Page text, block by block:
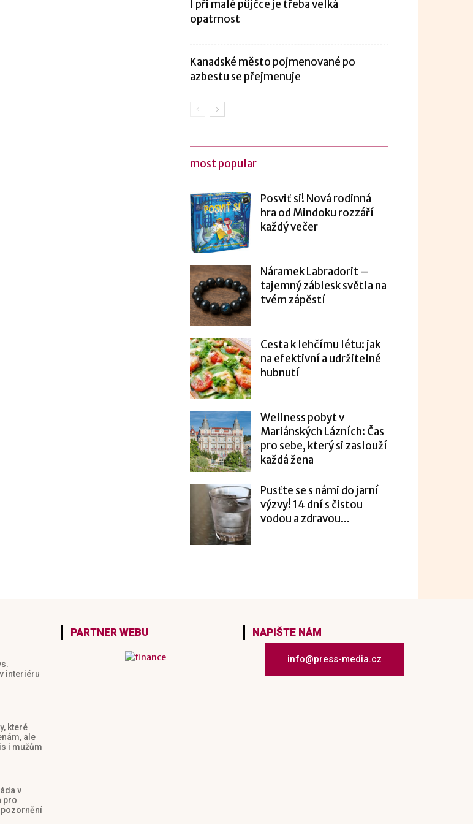
I při malé půjčce je třeba velká
opatrnost
Kanadské město pojmenované po
azbestu se přejmenuje
most popular
Posviť si! Nová rodinná
hra od Mindoku rozzáří
každý večer
Náramek Labradorit –
tajemný záblesk světla na
tvém zápěstí
Cesta k lehčímu létu: jak
na efektivní a udržitelné
hubnutí
Wellness pobyt v
Mariánských Lázních: Čas
pro sebe, který si zaslouží
každá žena
Pusťte se s námi do jarní
výzvy! 14 dní s čistou
vodou a zdravou...
interiéru
které
ale
i mužům
v
pro
PARTNER WEBU NAPIŠTE NÁM
info@press-media.cz